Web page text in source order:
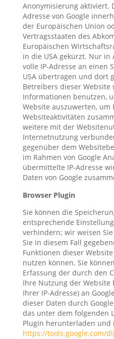
Anonymisierung aktiviert.
Adresse von Google
der Europäischen Union
Vertragsstaaten des
Europäischen
in die USA gekürzt. Nur
volle IP-Adresse an einen
USA übertragen und dort
Betreibers dieser Website
Informationen benutzen,
Website auszuwerten, um
Websiteaktivitäten
weitere mit der
Internetnutzung
gegenüber dem
im Rahmen von Google
übermittelte IP-Adresse
Daten von Google
Browser Plugin
Sie können die
entsprechende
verhindern; wir weisen
Sie in diesem Fall
Funktionen dieser
nutzen können. Sie
Erfassung der durch den
Ihre Nutzung der Website
Ihrer IP-Adresse) an
dieser Daten durch
das unter dem folgenden
Plugin herunterladen und
https://tools.google.com/